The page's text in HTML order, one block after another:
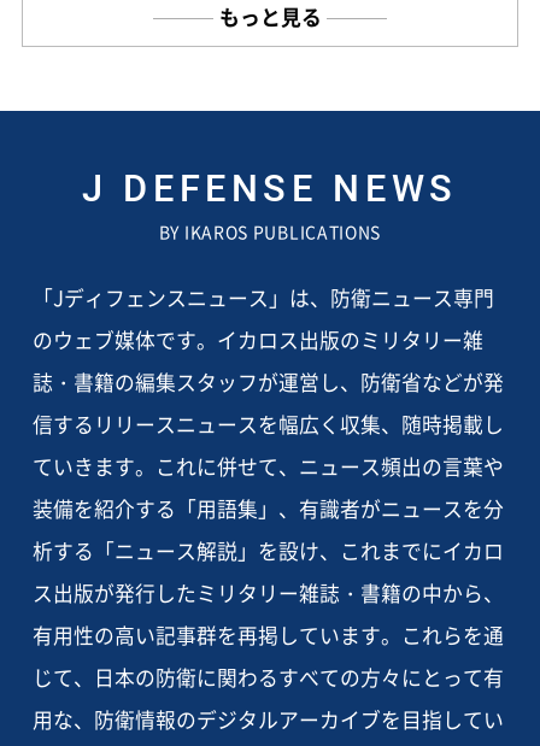
もっと見る
J DEFENSE NEWS
BY IKAROS PUBLICATIONS
「Jディフェンスニュース」は、防衛ニュース専門
のウェブ媒体です。イカロス出版のミリタリー雑
誌・書籍の編集スタッフが運営し、防衛省などが発
信するリリースニュースを幅広く収集、随時掲載し
ていきます。これに併せて、ニュース頻出の言葉や
装備を紹介する「用語集」、有識者がニュースを分
析する「ニュース解説」を設け、これまでにイカロ
ス出版が発行したミリタリー雑誌・書籍の中から、
有用性の高い記事群を再掲しています。これらを通
じて、日本の防衛に関わるすべての方々にとって有
用な、防衛情報のデジタルアーカイブを目指してい